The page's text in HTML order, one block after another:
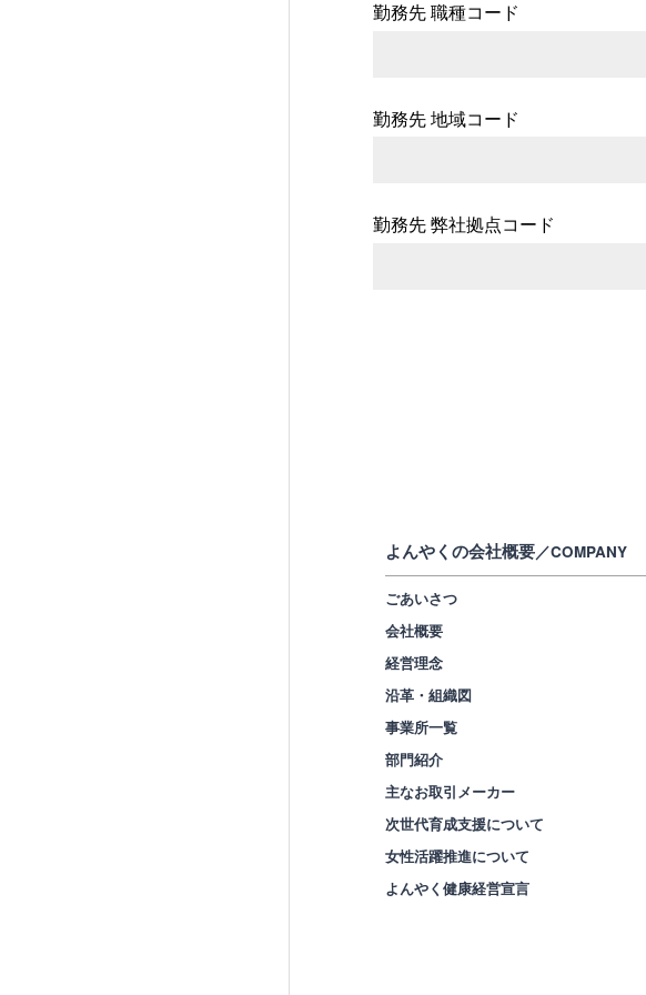
勤務先 職種コード
勤務先 地域コード
勤務先 弊社拠点コード
よんやくの会社概要／COMPANY
ごあいさつ
会社概要
経営理念
沿革・組織図
事業所一覧
部門紹介
主なお取引メーカー
次世代育成支援について
女性活躍推進について
よんやく健康経営宣言